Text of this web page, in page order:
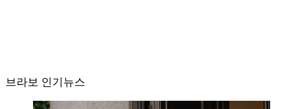
브라보 인기뉴스